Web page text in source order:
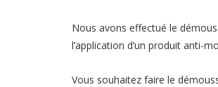
Nous avons effectué le
l’application d’un produit anti-
Vous souhaitez faire le